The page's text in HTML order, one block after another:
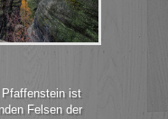
Pfaffenstein ist
Felsen der